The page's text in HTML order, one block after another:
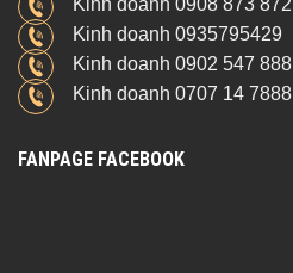
Kinh doanh 0935795429
Kinh doanh 0902 547 888
Kinh doanh 0707 14 7888
FANPAGE FACEBOOK